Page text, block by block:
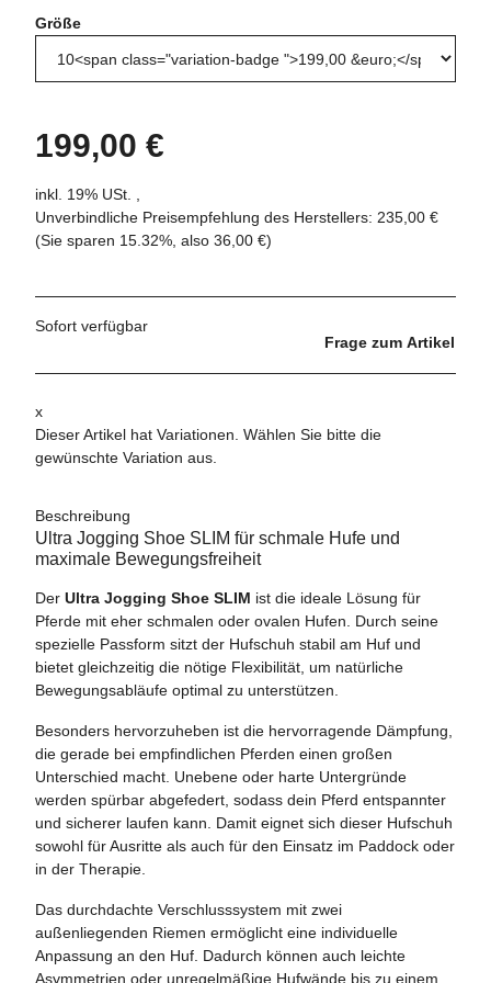
Größe
199,00 €
inkl. 19% USt. ,
Unverbindliche Preisempfehlung des Herstellers: 235,00 €
(Sie sparen 15.32%, also 36,00 €)
Sofort verfügbar
Frage zum Artikel
x
Dieser Artikel hat Variationen. Wählen Sie bitte die
gewünschte Variation aus.
Beschreibung
Ultra Jogging Shoe SLIM für schmale Hufe und
maximale Bewegungsfreiheit
Der Ultra Jogging Shoe SLIM ist die ideale Lösung für
Pferde mit eher schmalen oder ovalen Hufen. Durch seine
spezielle Passform sitzt der Hufschuh stabil am Huf und
bietet gleichzeitig die nötige Flexibilität, um natürliche
Bewegungsabläufe optimal zu unterstützen.
Besonders hervorzuheben ist die hervorragende Dämpfung,
die gerade bei empfindlichen Pferden einen großen
Unterschied macht. Unebene oder harte Untergründe
werden spürbar abgefedert, sodass dein Pferd entspannter
und sicherer laufen kann. Damit eignet sich dieser Hufschuh
sowohl für Ausritte als auch für den Einsatz im Paddock oder
in der Therapie.
Das durchdachte Verschlusssystem mit zwei
außenliegenden Riemen ermöglicht eine individuelle
Anpassung an den Huf. Dadurch können auch leichte
Asymmetrien oder unregelmäßige Hufwände bis zu einem